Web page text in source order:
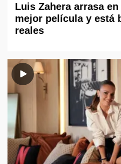
Luis Zahera arrasa
mejor película y está
reales